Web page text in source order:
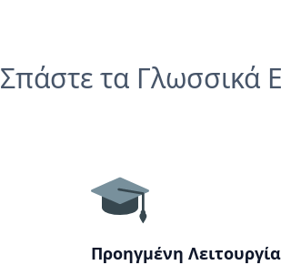
Σπάστε τα Γλωσσικά
Προηγμένη